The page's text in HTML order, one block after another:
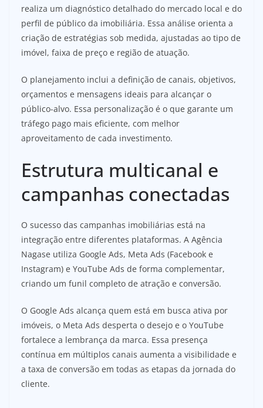
realiza um diagnóstico detalhado do mercado local e do
perfil de público da imobiliária. Essa análise orienta a
criação de estratégias sob medida, ajustadas ao tipo de
imóvel, faixa de preço e região de atuação.
O planejamento inclui a definição de canais, objetivos,
orçamentos e mensagens ideais para alcançar o
público-alvo. Essa personalização é o que garante um
tráfego pago mais eficiente, com melhor
aproveitamento de cada investimento.
Estrutura multicanal e
campanhas conectadas
O sucesso das campanhas imobiliárias está na
integração entre diferentes plataformas. A Agência
Nagase utiliza Google Ads, Meta Ads (Facebook e
Instagram) e YouTube Ads de forma complementar,
criando um funil completo de atração e conversão.
O Google Ads alcança quem está em busca ativa por
imóveis, o Meta Ads desperta o desejo e o YouTube
fortalece a lembrança da marca. Essa presença
contínua em múltiplos canais aumenta a visibilidade e
a taxa de conversão em todas as etapas da jornada do
cliente.